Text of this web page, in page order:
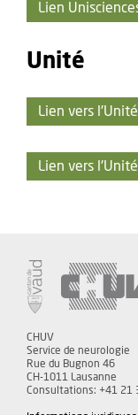
Lien
Unité
Lien vers
Lien vers
CHUV
Service de neurologie
Rue du Bugnon 46
CH-1011 Lausanne
Consultations: +41 21